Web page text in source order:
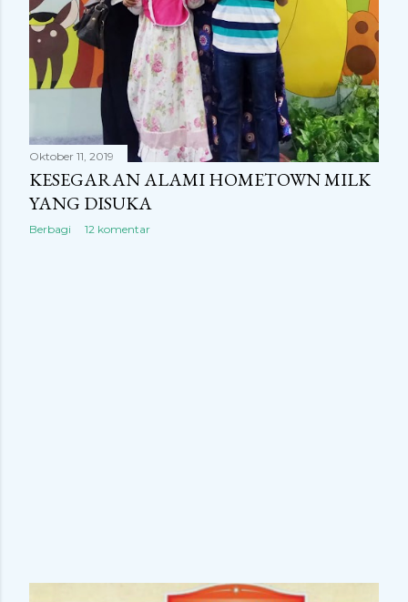
Oktober 11, 2019
KESEGARAN ALAMI HOMETOWN MILK
YANG DISUKA
Berbagi 12 komentar